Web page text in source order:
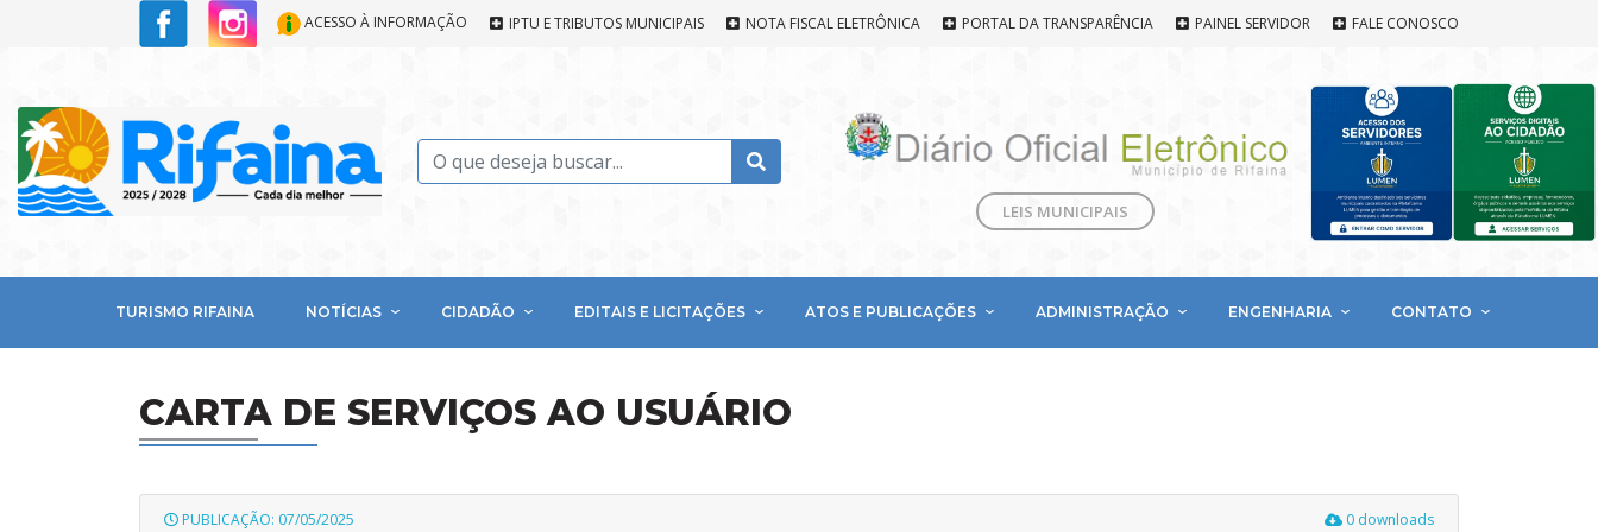
ACESSO À INFORMAÇÃO IPTU E TRIBUTOS MUNICIPAIS NOTA FISCAL ELETRÔNICA PORTAL DA TRANSPARÊNCIA PAINEL SERVIDOR FALE CONOSCO
LEIS MUNICIPAIS
TURISMO RIFAINA NOTÍCIAS CIDADÃO EDITAIS E LICITAÇÕES ATOS E PUBLICAÇÕES ADMINISTRAÇÃO ENGENHARIA CONTATO
CARTA DE SERVIÇOS AO USUÁRIO
PUBLICAÇÃO: 07/05/2025 0 downloads